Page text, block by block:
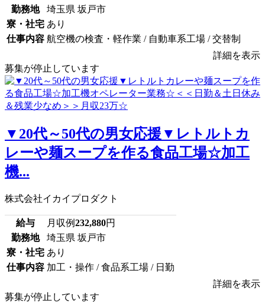
勤務地
埼玉県 坂戸市
寮・社宅 あり
仕事内容 航空機の検査・軽作業 / 自動車系工場 / 交替制
詳細を表示
募集が停止しています
▼20代～50代の男女応援▼レトルトカ
レーや麺スープを作る食品工場☆加工
機...
株式会社イカイプロダクト
給与 月収例232,880円
勤務地
埼玉県 坂戸市
寮・社宅 あり
仕事内容 加工・操作 / 食品系工場 / 日勤
詳細を表示
募集が停止しています